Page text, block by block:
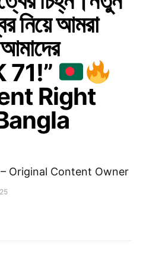
নিয়ে আমরা
71!”
Right
Original Content Owner